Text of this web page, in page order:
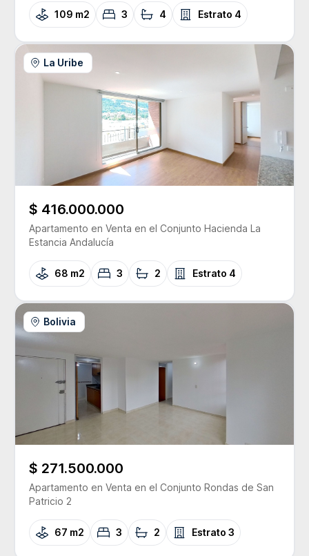
109 m2 3 4 Estrato 4
La Uribe
$ 416.000.000
Apartamento en Venta en el Conjunto Hacienda La
Estancia Andalucía
68 m2 3 2 Estrato 4
Bolivia
$ 271.500.000
Apartamento en Venta en el Conjunto Rondas de San
Patricio 2
67 m2 3 2 Estrato 3